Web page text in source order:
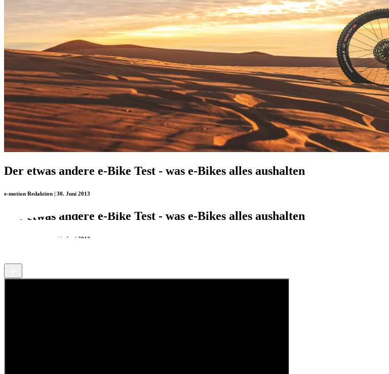
Der etwas andere e-Bike Test - was e-Bikes alles aushalten
e-motion Redaktion | 30. Juni 2013
Der etwas andere e-Bike Test - was e-Bikes alles aushalten
e-motion Redaktion | 30. Juni 2013